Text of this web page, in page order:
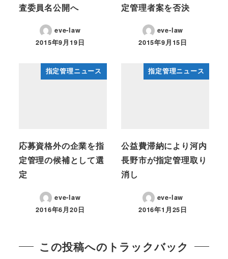
査委員名公開へ
eve-law
投稿日
2015年9月19日
定管理者案を否決
eve-law
投稿日
2015年9月15日
指定管理ニュース
応募資格外の企業を指
定管理の候補として選
定
eve-law
投稿日
2016年6月20日
指定管理ニュース
公益費滞納により河内
長野市が指定管理取り
消し
eve-law
投稿日
2016年1月25日
この投稿へのトラックバック